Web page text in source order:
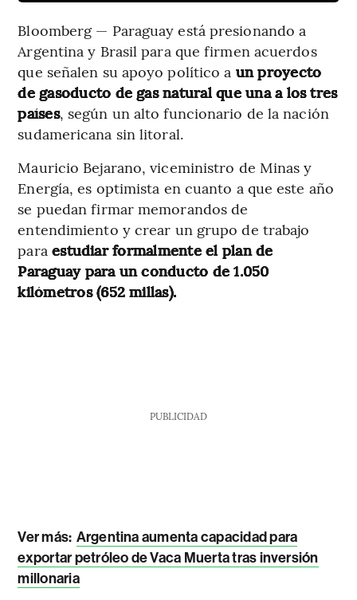
Bloomberg — Paraguay está presionando a
Argentina y Brasil para que firmen acuerdos
que señalen su apoyo político a un proyecto
de gasoducto de gas natural que una a los tres
países, según un alto funcionario de la nación
sudamericana sin litoral.
Mauricio Bejarano, viceministro de Minas y
Energía, es optimista en cuanto a que este año
se puedan firmar memorandos de
entendimiento y crear un grupo de trabajo
para estudiar formalmente el plan de
Paraguay para un conducto de 1.050
kilómetros (652 millas).
PUBLICIDAD
Ver más: Argentina aumenta capacidad para
exportar petróleo de Vaca Muerta tras inversión
millonaria